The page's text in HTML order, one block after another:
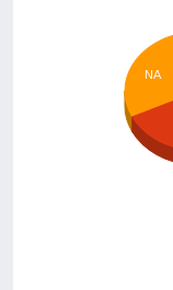
NA